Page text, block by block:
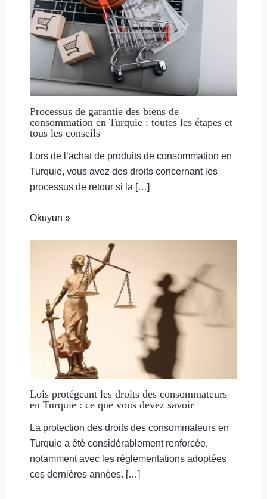
Processus de garantie des biens de
consommation en Turquie : toutes les étapes et
tous les conseils
Lors de l’achat de produits de consommation en
Turquie, vous avez des droits concernant les
processus de retour si la […]
Okuyun »
Lois protégeant les droits des consommateurs
en Turquie : ce que vous devez savoir
La protection des droits des consommateurs en
Turquie a été considérablement renforcée,
notamment avec les réglementations adoptées
ces dernières années. […]